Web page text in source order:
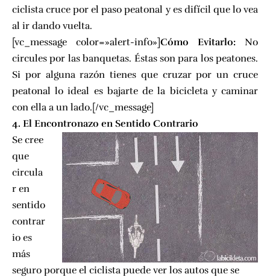
ciclista cruce por el paso peatonal y es difícil que lo vea
al ir dando vuelta.
[vc_message color=»alert-info»]Cómo Evitarlo: No
circules por las banquetas. Éstas son para los peatones.
Si por alguna razón tienes que cruzar por un cruce
peatonal lo ideal es bajarte de la bicicleta y caminar
con ella a un lado.[/vc_message]
4. El Encontronazo en Sentido Contrario
Se cree
que
circula
r en
sentido
contrar
io es
más
seguro porque el ciclista puede ver los autos que se